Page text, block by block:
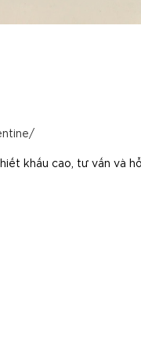
khấu cao, tư vấn và